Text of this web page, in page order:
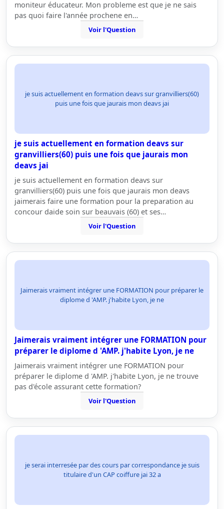
moniteur éducateur. Mon probleme est que je ne sais
pas quoi faire l'année prochene en…
Voir l'Question
je suis actuellement en formation deavs sur granvilliers(60)
puis une fois que jaurais mon deavs jai
je suis actuellement en formation deavs sur
granvilliers(60) puis une fois que jaurais mon
deavs jai
je suis actuellement en formation deavs sur
granvilliers(60) puis une fois que jaurais mon deavs
jaimerais faire une formation pour la preparation au
concour daide soin sur beauvais (60) et ses…
Voir l'Question
Jaimerais vraiment intégrer une FORMATION pour préparer le
diplome d 'AMP. j'habite Lyon, je ne
Jaimerais vraiment intégrer une FORMATION pour
préparer le diplome d 'AMP. j'habite Lyon, je ne
Jaimerais vraiment intégrer une FORMATION pour
préparer le diplome d 'AMP. j'habite Lyon, je ne trouve
pas d'école assurant cette formation?
Voir l'Question
je serai interresée par des cours par correspondance je suis
titulaire d'un CAP coiffure jai 32 a